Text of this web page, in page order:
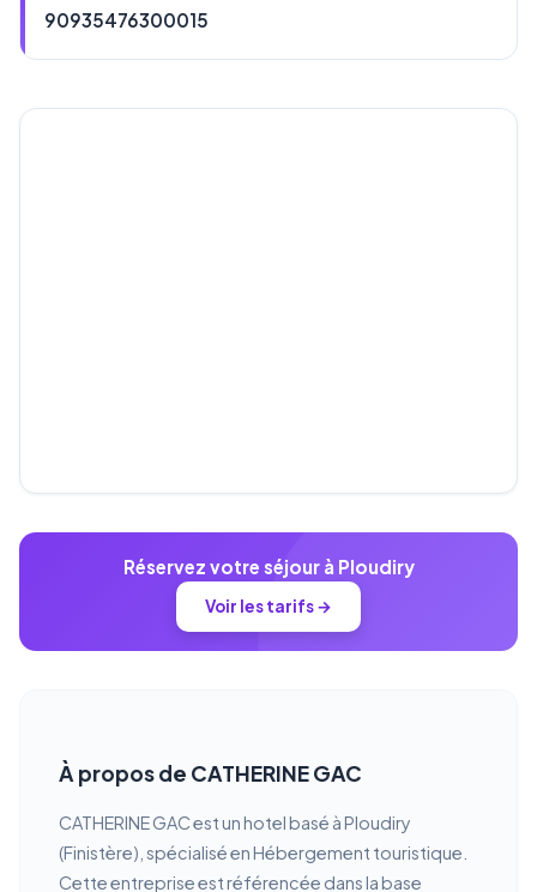
90935476300015
Réservez votre séjour à Ploudiry
Voir les tarifs →
À propos de CATHERINE GAC
CATHERINE GAC est un hotel basé à Ploudiry
(Finistère), spécialisé en Hébergement touristique.
Cette entreprise est référencée dans la base